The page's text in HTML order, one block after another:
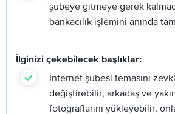
şubeye gitmeye gerek
bankacılık işlemini anında
İlginizi çekebilecek başlıklar:
İnternet şubesi temasını
değiştirebilir, arkadaş ve
fotoğraflarını yükleyebilir,